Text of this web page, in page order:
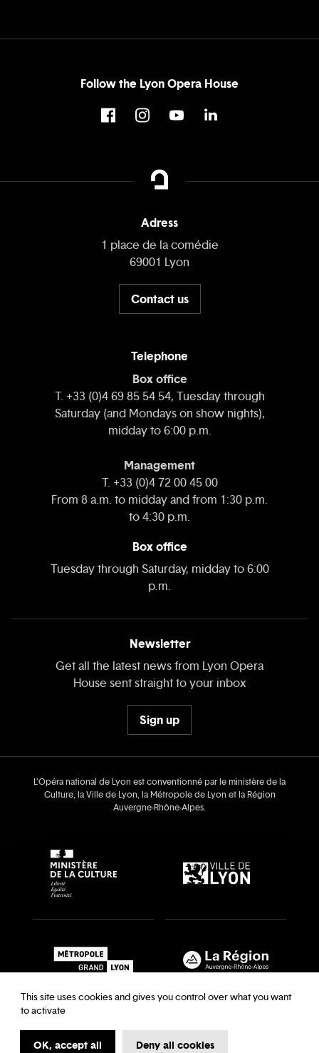
Follow the Lyon Opera House
Adress
1 place de la comédie
69001 Lyon
Contact us
Telephone
Box office
T. +33 (0)4 69 85 54 54, Tuesday through
Saturday (and Mondays on show nights),
midday to 6:00 p.m.
Management
T. +33 (0)4 72 00 45 00
From 8 a.m. to midday and from 1:30 p.m.
to 4:30 p.m.
Box office
Tuesday through Saturday, midday to 6:00
p.m.
Newsletter
Get all the latest news from Lyon Opera
House sent straight to your inbox
Sign up
L’Opéra national de Lyon est conventionné par le ministère de la
Culture, la Ville de Lyon, la Métropole de Lyon et la Région
Auvergne‑Rhône‑Alpes.
Recrutements & auditions Legal notice
This site uses cookies and gives you control over what you want
to activate
OK, accept all Deny all cookies